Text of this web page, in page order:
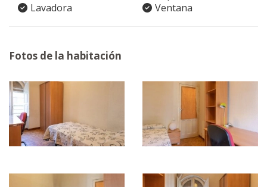
Lavadora
Ventana
Fotos de la habitación